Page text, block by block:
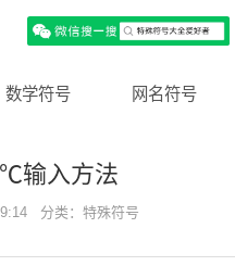
数学符号 网名符号
输入方法
分类：特殊符号